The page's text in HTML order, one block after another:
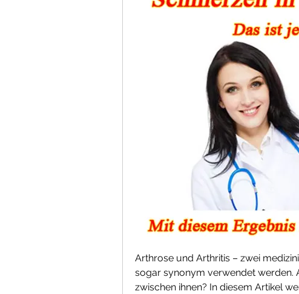
Arthrose und Arthritis – zwei
sogar synonym verwendet werden.
zwischen ihnen? In diesem Artikel